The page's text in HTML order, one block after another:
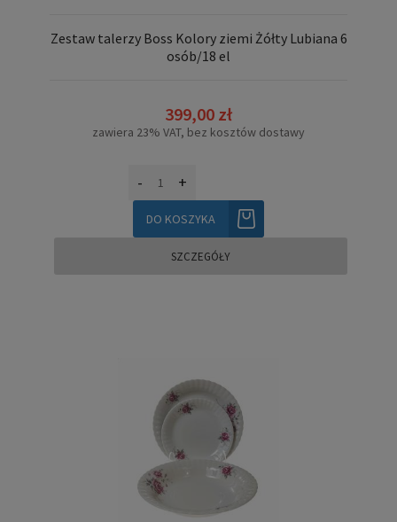
Zestaw talerzy Boss Kolory ziemi Żółty Lubiana 6
osób/18 el
399,00 zł
zawiera 23% VAT, bez kosztów dostawy
- +
DO KOSZYKA
SZCZEGÓŁY